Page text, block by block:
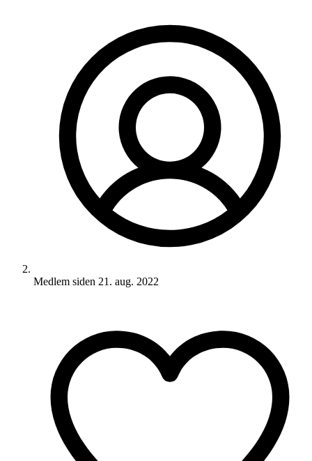
Medlem siden 21. aug. 2022